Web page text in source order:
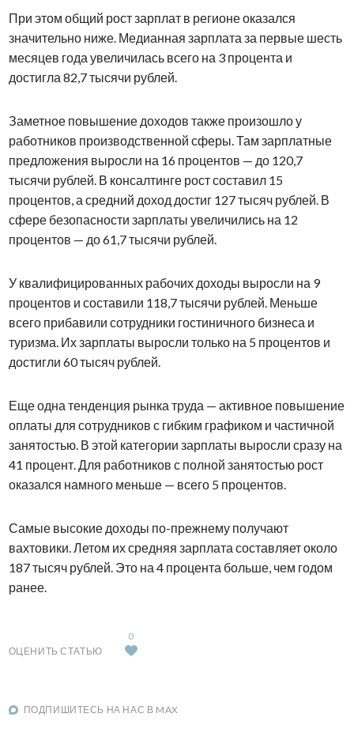
При этом общий рост зарплат в регионе оказался
значительно ниже. Медианная зарплата за первые шесть
месяцев года увеличилась всего на 3 процента и
достигла 82,7 тысячи рублей.
Заметное повышение доходов также произошло у
работников производственной сферы. Там зарплатные
предложения выросли на 16 процентов — до 120,7
тысячи рублей. В консалтинге рост составил 15
процентов, а средний доход достиг 127 тысяч рублей. В
сфере безопасности зарплаты увеличились на 12
процентов — до 61,7 тысячи рублей.
У квалифицированных рабочих доходы выросли на 9
процентов и составили 118,7 тысячи рублей. Меньше
всего прибавили сотрудники гостиничного бизнеса и
туризма. Их зарплаты выросли только на 5 процентов и
достигли 60 тысяч рублей.
Еще одна тенденция рынка труда — активное повышение
оплаты для сотрудников с гибким графиком и частичной
занятостью. В этой категории зарплаты выросли сразу на
41 процент. Для работников с полной занятостью рост
оказался намного меньше — всего 5 процентов.
Самые высокие доходы по-прежнему получают
вахтовики. Летом их средняя зарплата составляет около
187 тысяч рублей. Это на 4 процента больше, чем годом
ранее.
ОЦЕНИТЬ СТАТЬЮ
0
ПОДПИШИТЕСЬ НА НАС В MAX